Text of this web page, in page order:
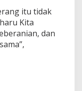
itu tidak
Kita
dan